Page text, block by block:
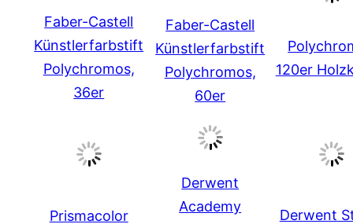
Faber-Castell
Künstlerfarbstift
Polychromos,
36er
Faber-Castell
Künstlerfarbstift
Polychromos,
60er
120er
Prismacolor
Derwent
Academy
Derwent